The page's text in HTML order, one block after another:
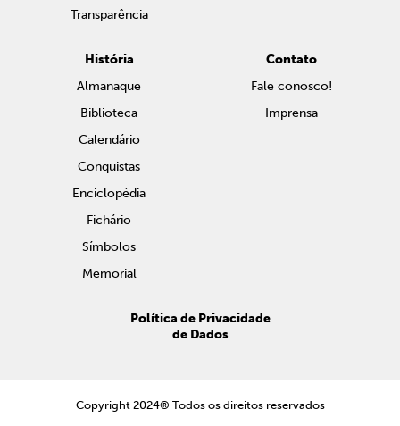
Transparência
História
Almanaque
Biblioteca
Calendário
Conquistas
Enciclopédia
Fichário
Símbolos
Memorial
Contato
Fale conosco!
Imprensa
Política de Privacidade
de Dados
Copyright 2024® Todos os direitos reservados